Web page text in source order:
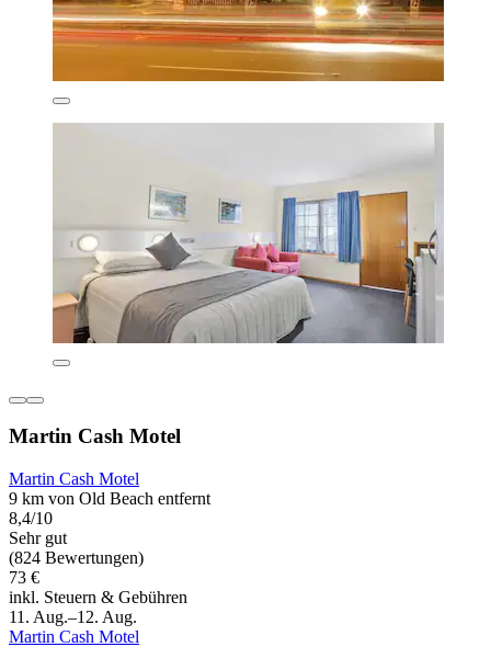
Martin Cash Motel
Martin Cash Motel
9 km von Old Beach entfernt
8,4/10
Sehr gut
(824 Bewertungen)
73 €
inkl. Steuern & Gebühren
11. Aug.–12. Aug.
Martin Cash Motel